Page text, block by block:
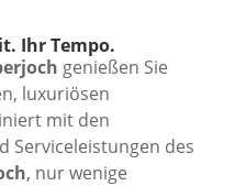
Ihr Tempo.
genießen Sie
luxuriösen
mit den
Serviceleistungen des
, nur wenige